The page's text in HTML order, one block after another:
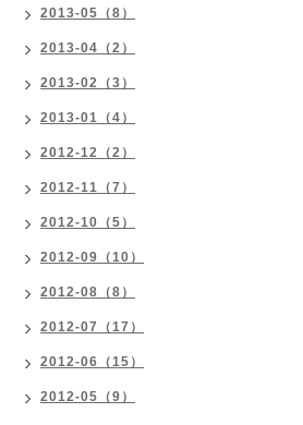
2013-05（8）
2013-04（2）
2013-02（3）
2013-01（4）
2012-12（2）
2012-11（7）
2012-10（5）
2012-09（10）
2012-08（8）
2012-07（17）
2012-06（15）
2012-05（9）